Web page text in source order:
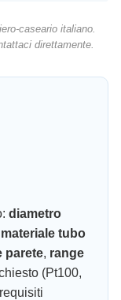
caseario italiano.
direttamente.
diametro
materiale tubo
parete, range
(Pt100,